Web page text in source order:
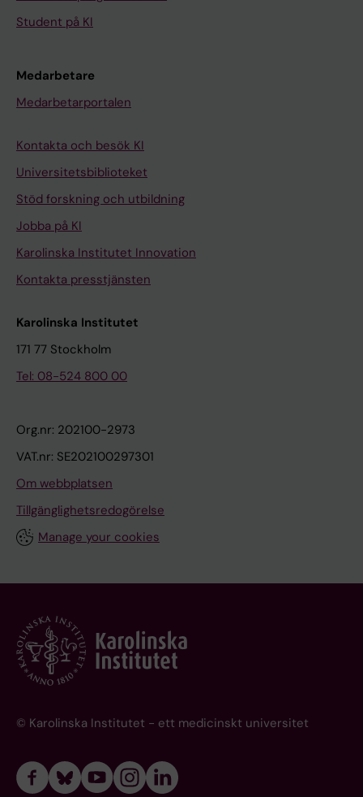
Student på KI
Medarbetare
Medarbetarportalen
Kontakta och besök KI
Universitetsbiblioteket
Stöd forskning och utbildning
Jobba på KI
Karolinska Institutet Innovation
Kontakta presstjänsten
Karolinska Institutet
171 77 Stockholm
Tel: 08-524 800 00
Org.nr: 202100-2973
VAT.nr: SE202100297301
Om webbplatsen
Tillgänglighetsredogörelse
Manage your cookies
© Karolinska Institutet - ett medicinskt universitet